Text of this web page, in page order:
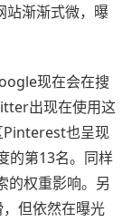
站渐渐式微，曝
现在会在搜
出现在使用这
Pinterest也呈现
的第13名。同样
的权重影响。另
但依然在曝光